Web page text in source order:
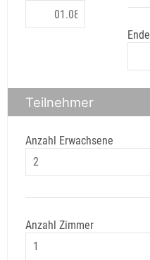
Ende
Teilnehmer
Anzahl Erwachsene
Anzahl Zimmer